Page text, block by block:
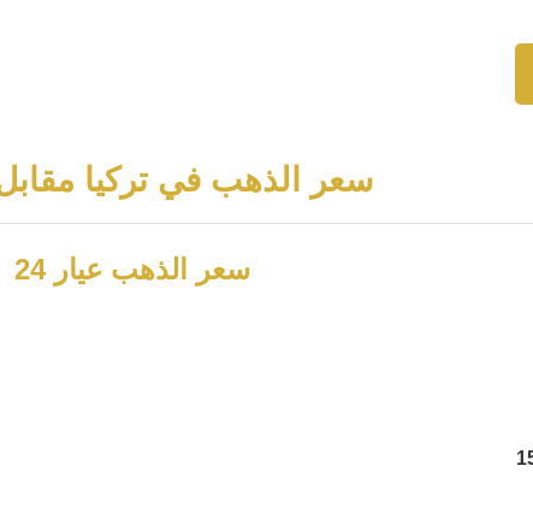
سعر الذهب في تركيا مقابل
سعر الذهب عيار 24